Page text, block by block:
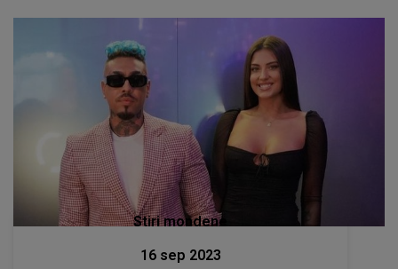
Stiri mondene
16 sep 2023